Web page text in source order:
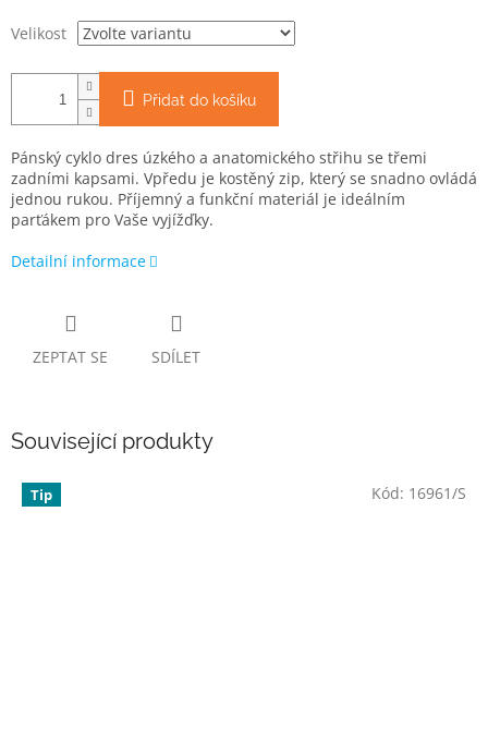
Velikost
Přidat do košíku
Pánský cyklo dres úzkého a anatomického střihu se třemi
zadními kapsami. Vpředu je kostěný zip, který se snadno ovládá
jednou rukou. Příjemný a funkční materiál je ideálním
parťákem pro Vaše vyjížďky.
Detailní informace
ZEPTAT SE SDÍLET
Související produkty
Tip Kód: 16961/S